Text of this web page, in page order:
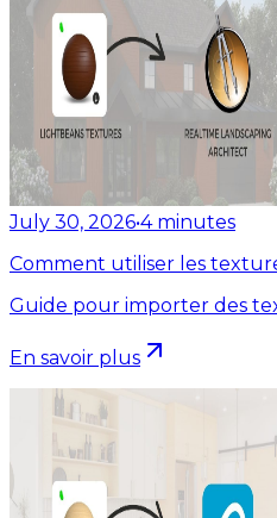
July 30, 2026•4 minutes
Comment utiliser les
Guide pour importer des
En savoir plus